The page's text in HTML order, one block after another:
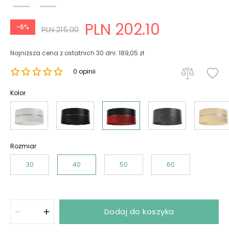
-6% PLN 215.00 PLN 202.10
Najniższa cena z ostatnich 30 dni: 189,05 zł
0 opinii
Kolor
Rozmiar
30 40 50 60
Dodaj do koszyka